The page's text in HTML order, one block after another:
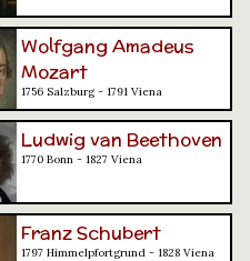
Wolfgang Amadeus
Mozart
1756 Salzburg - 1791 Viena
Ludwig van Beethoven
1770 Bonn - 1827 Viena
Franz Schubert
1797 Himmelpfortgrund - 1828 Viena